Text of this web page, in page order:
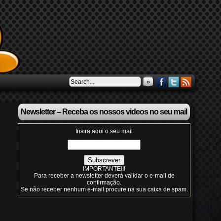
»
Newsletter – Receba os nossos videos no seu mail
Insira aqui o seu mail
IMPORTANTE!!!
Para receber a newsletter deverá validar o e-mail de
confirmação.
Se não receber nenhum e-mail procure na sua caixa de spam.